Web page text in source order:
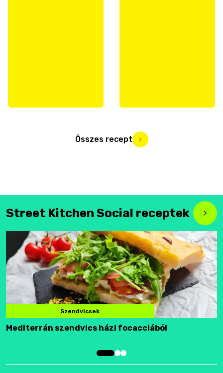
Összes recept
Street Kitchen Social receptek
Szendvicsek
Mediterrán szendvics házi focacciából